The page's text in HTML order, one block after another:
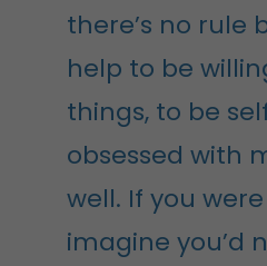
there’s no rule
help to be
things, to be
obsessed with
well. If you
imagine you’d